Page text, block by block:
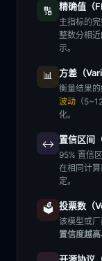
🔢 精确值（
主指标的
整数分相
示。
📊 方差（
衡量结果的
波动 （
化。
↔️ 置信区间
95% 置信
在相同计
定。
🗳️ 投票数（
该模型或
置信度越